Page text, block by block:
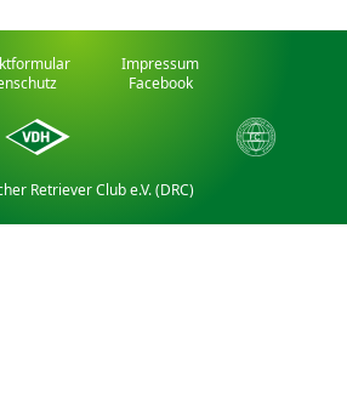
Retriever Club e.V. (DRC)
Impressum
Facebook